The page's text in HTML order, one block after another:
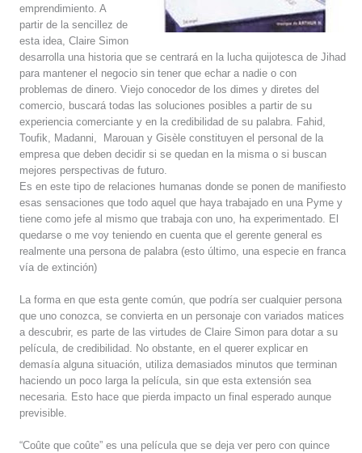
emprendimiento. A
partir de la sencillez de
esta idea, Claire Simon
desarrolla una historia que se centrará en la lucha quijotesca de Jihad
para mantener el negocio sin tener que echar a nadie o con
problemas de dinero. Viejo conocedor de los dimes y diretes del
comercio, buscará todas las soluciones posibles a partir de su
experiencia comerciante y en la credibilidad de su palabra. Fahid,
Toufik, Madanni, Marouan y Gisèle constituyen el personal de la
empresa que deben decidir si se quedan en la misma o si buscan
mejores perspectivas de futuro.
Es en este tipo de relaciones humanas donde se ponen de manifiesto
esas sensaciones que todo aquel que haya trabajado en una Pyme y
tiene como jefe al mismo que trabaja con uno, ha experimentado. El
quedarse o me voy teniendo en cuenta que el gerente general es
realmente una persona de palabra (esto último, una especie en franca
vía de extinción)
La forma en que esta gente común, que podría ser cualquier persona
que uno conozca, se convierta en un personaje con variados matices
a descubrir, es parte de las virtudes de Claire Simon para dotar a su
película, de credibilidad. No obstante, en el querer explicar en
demasía alguna situación, utiliza demasiados minutos que terminan
haciendo un poco larga la película, sin que esta extensión sea
necesaria. Esto hace que pierda impacto un final esperado aunque
previsible.
“Coûte que coûte” es una película que se deja ver pero con quince